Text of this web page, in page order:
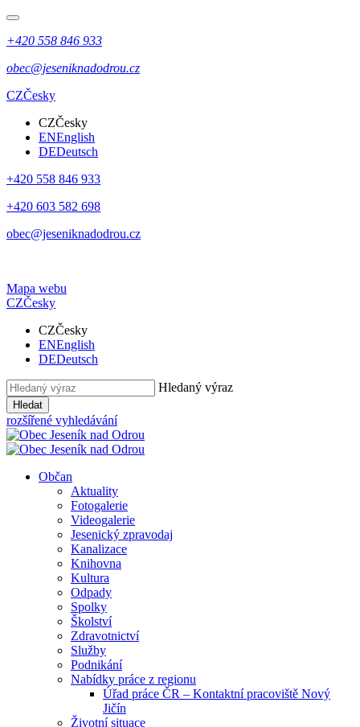
+420 558 846 933
obec@jeseniknadodrou.cz
CZČesky
CZČesky
ENEnglish
DEDeutsch
+420 558 846 933
+420 603 582 698
obec@jeseniknadodrou.cz
Mapa webu
CZČesky
CZČesky
ENEnglish
DEDeutsch
Hledaný výraz
Hledat
rozšířené vyhledávání
Občan
Aktuality
Fotogalerie
Videogalerie
Jesenický zpravodaj
Kanalizace
Knihovna
Kultura
Odpady
Spolky
Školství
Zdravotnictví
Služby
Podnikání
Nabídky práce z regionu
Úřad práce ČR – Kontaktní pracoviště Nový
Jičín
Životní situace